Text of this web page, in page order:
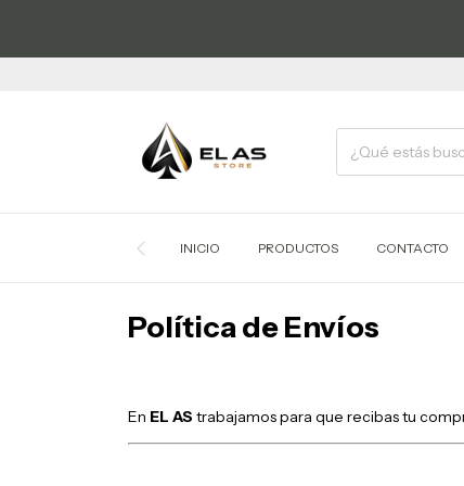
INICIO PRODUCTOS CONTACTO
Política de Envíos
En EL AS trabajamos para que recibas tu